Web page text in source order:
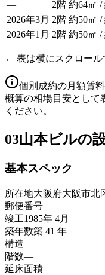
—
2階 約64㎡ /
2026年3月 2階 約50㎡ /
2026年1月 2階 約50㎡ /
← 表は横にスクロー
個別成約の月額賃
概算の相場目安として
ください。
03山本ビルの
基本スペック
所在地大阪府大阪市北
郵便番号—
竣工1985年 4月
築年数築 41 年
構造—
階数—
延床面積—